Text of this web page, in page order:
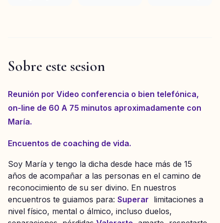
Sobre este sesion
Reunión por Video conferencia o bien telefónica,
on-line de 60 A 75 minutos aproximadamente con
María.
Encuentos de coaching de vida.
Soy María y tengo la dicha desde hace más de 15
años de acompañar a las personas en el camino de
reconocimiento de su ser divino. En nuestros
encuentros te guiamos para: Superar limitaciones a
nivel físico, mental o álmico, incluso duelos,